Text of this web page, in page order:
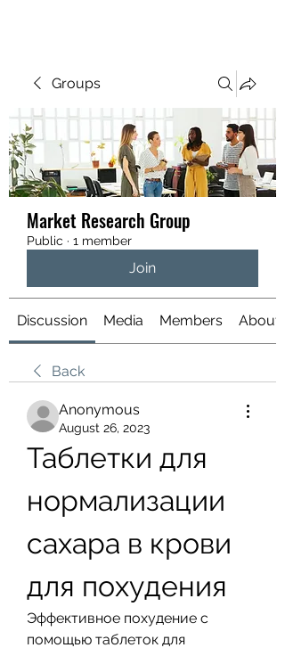
Groups
Market Research Group
Public · 1 member
Join
Discussion Media Members About
Back
Anonymous
August 26, 2023
Таблетки для
нормализации
сахара в крови
для похудения
Эффективное похудение с
помощью таблеток для